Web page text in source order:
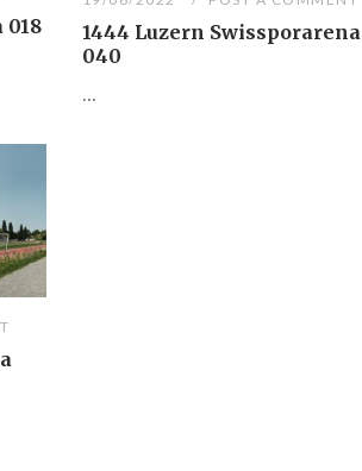
018
1444 Luzern Swissporarena
040
...